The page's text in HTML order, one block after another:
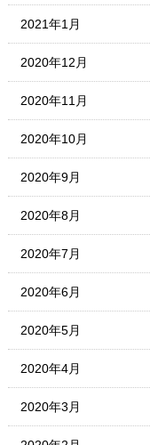
2021年1月
2020年12月
2020年11月
2020年10月
2020年9月
2020年8月
2020年7月
2020年6月
2020年5月
2020年4月
2020年3月